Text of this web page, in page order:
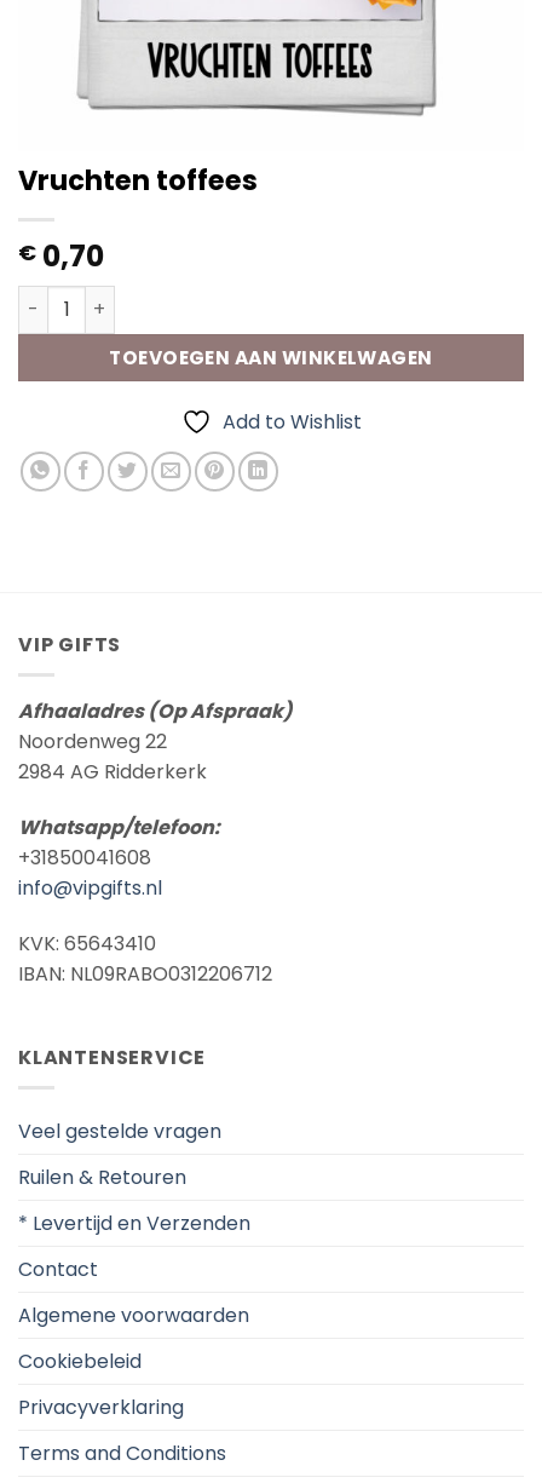
Vruchten toffees
€ 0,70
Vruchten toffees aantal
TOEVOEGEN AAN WINKELWAGEN
Add to Wishlist
VIP GIFTS
Afhaaladres (Op Afspraak)
Noordenweg 22
2984 AG Ridderkerk
Whatsapp/telefoon:
+31850041608
info@vipgifts.nl
KVK: 65643410
IBAN: NL09RABO0312206712
KLANTENSERVICE
Veel gestelde vragen
Ruilen & Retouren
* Levertijd en Verzenden
Contact
Algemene voorwaarden
Cookiebeleid
Privacyverklaring
Terms and Conditions